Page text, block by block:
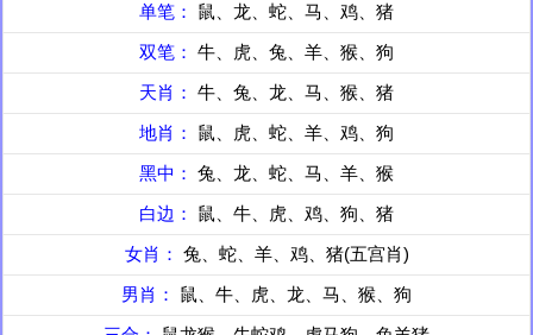
单笔： 鼠、龙、蛇、马、鸡、猪
双笔： 牛、虎、兔、羊、猴、狗
天肖： 牛、兔、龙、马、猴、猪
地肖： 鼠、虎、蛇、羊、鸡、狗
黑中： 兔、龙、蛇、马、羊、猴
白边： 鼠、牛、虎、鸡、狗、猪
女肖： 兔、蛇、羊、鸡、猪(五宫肖)
男肖： 鼠、牛、虎、龙、马、猴、狗